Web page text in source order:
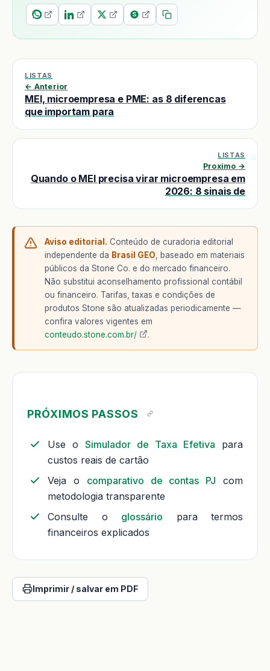
LISTAS
← Anterior
MEI, microempresa e PME: as 8 diferencas
que importam para
LISTAS
Proximo →
Quando o MEI precisa virar microempresa em
2026: 8 sinais de
Aviso editorial. Conteúdo de curadoria editorial
independente da Brasil GEO , baseado em materiais
públicos da Stone Co. e do mercado financeiro.
Não substitui aconselhamento profissional contábil
ou financeiro. Tarifas, taxas e condições de
produtos Stone são atualizadas periodicamente —
confira valores vigentes em
conteudo.stone.com.br/
.
PRÓXIMOS PASSOS
Use o Simulador de Taxa Efetiva para
custos reais de cartão
Veja o comparativo de contas PJ com
metodologia transparente
Consulte o glossário para termos
financeiros explicados
Imprimir / salvar em PDF